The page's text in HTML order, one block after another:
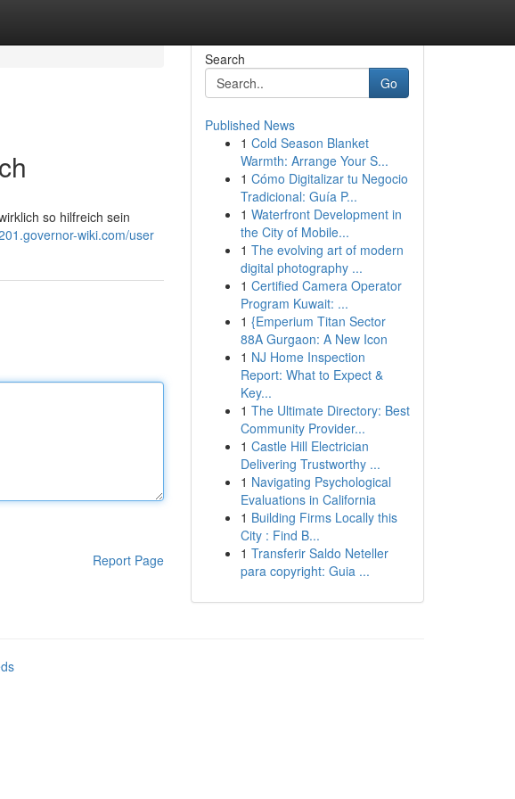
so hilfreich sein
wiki.com/user
Report Page
Search
Go
Published News
1 Cold Season Blanket
Warmth: Arrange Your S...
1 Cómo Digitalizar tu Negocio
Tradicional: Guía P...
1 Waterfront Development in
the City of Mobile...
1 The evolving art of modern
digital photography ...
1 Certified Camera Operator
Program Kuwait: ...
1 {Emperium Titan Sector
88A Gurgaon: A New Icon
1 NJ Home Inspection
Report: What to Expect &
Key...
1 The Ultimate Directory: Best
Community Provider...
1 Castle Hill Electrician
Delivering Trustworthy ...
1 Navigating Psychological
Evaluations in California
1 Building Firms Locally this
City : Find B...
1 Transferir Saldo Neteller
para copyright: Guia ...